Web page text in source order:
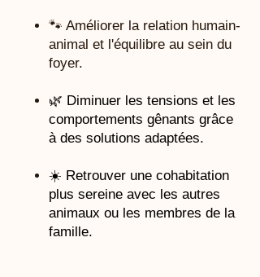
🐾 Améliorer la relation humain-
animal et l'équilibre au sein du
foyer.
🌿 Diminuer les tensions et les
comportements gênants grâce
à des solutions adaptées.
☀️ Retrouver une cohabitation
plus sereine avec les autres
animaux ou les membres de la
famille.